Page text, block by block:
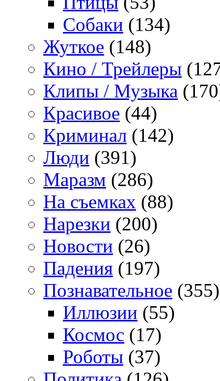
Собаки (134)
Жуткое (148)
Кино / Трейлеры
Клипы / Музыка
Красивое (44)
Криминал (142)
Люди (391)
Маразм (286)
На съемках (88)
Нарезки (200)
Новости (26)
Падения (197)
Познавательное (355)
Иллюзии (55)
Космос (17)
Роботы (37)